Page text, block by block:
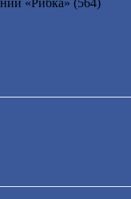
«Рибка» (564)